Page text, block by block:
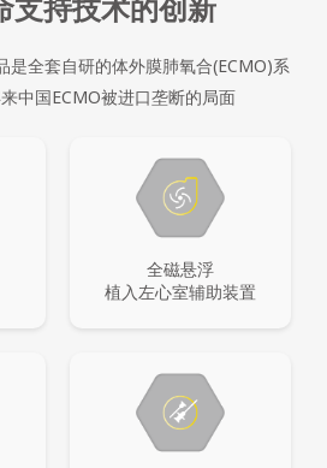
支持技术的创新
是全套自研的体外膜肺氧合(ECMO)系
中国ECMO被进口垄断的局面
全磁悬浮
植入左心室辅助装置